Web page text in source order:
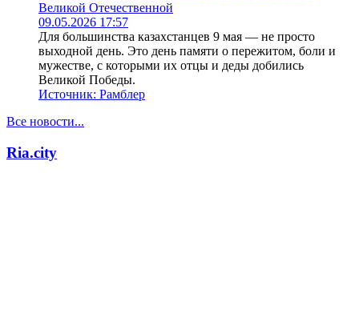
Великой Отечественной
09.05.2026 17:57
Для большинства казахстанцев 9 мая — не просто
выходной день. Это день памяти о пережитом, боли и
мужестве, с которыми их отцы и деды добились
Великой Победы.
Источник: Рамблер
Все новости...
Ria.city